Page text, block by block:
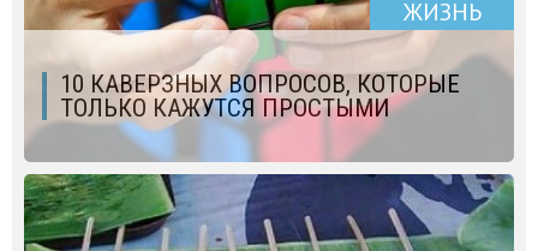
ЖИЗНЬ
10 КАВЕРЗНЫХ ВОПРОСОВ, КОТОРЫЕ
ТОЛЬКО КАЖУТСЯ ПРОСТЫМИ